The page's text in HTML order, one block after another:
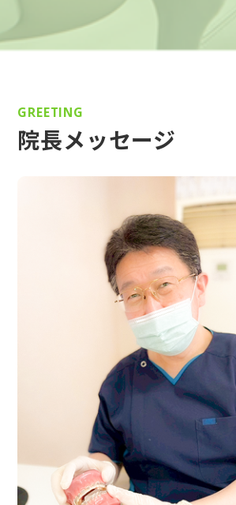
GREETING
院長メッセージ